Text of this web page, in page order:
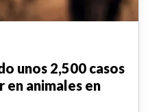
unos 2,500 casos
en animales en